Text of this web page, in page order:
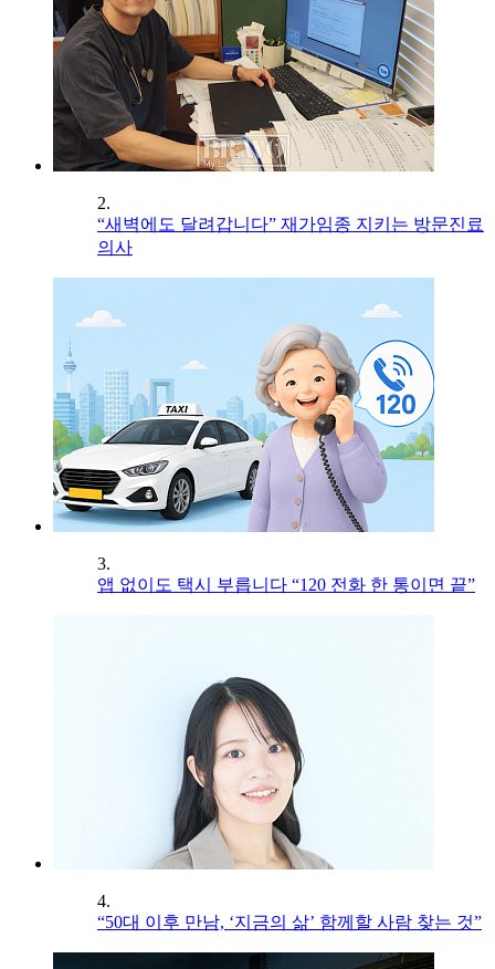
2.
“새벽에도 달려갑니다” 재가임종 지키는 방문진료
의사
3.
앱 없이도 택시 부릅니다 “120 전화 한 통이면 끝”
4.
“50대 이후 만남, ‘지금의 삶’ 함께할 사람 찾는 것”